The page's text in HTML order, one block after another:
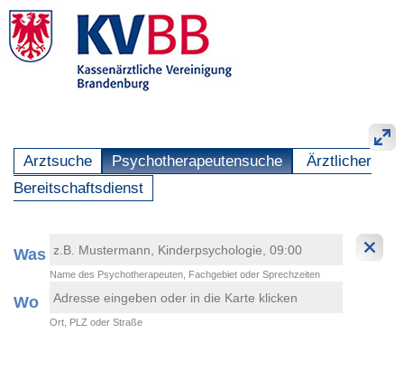
Arztsuche Psychotherapeutensuche
Ärztlicher
Bereitschaftsdienst
Was
Name des Psychotherapeuten, Fachgebiet oder Sprechzeiten
Wo
Ort, PLZ oder Straße